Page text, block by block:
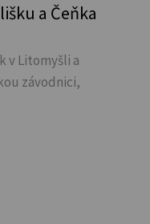
a Čeňka
v Litomyšli a
závodnici,